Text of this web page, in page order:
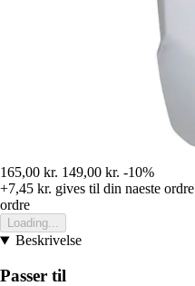
165,00 kr. 149,00 kr. -10%
+7,45 kr. gives til din naeste ordre
ordre
Loading...
Beskrivelse
Passer til